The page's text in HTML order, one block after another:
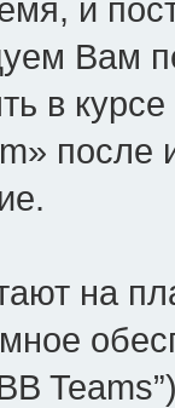
и
Вам
в
после
на